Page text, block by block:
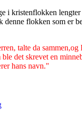
i kristenflokken lengter
flokken som er
talte da sammen,og
ble det skrevet en
hans navn."